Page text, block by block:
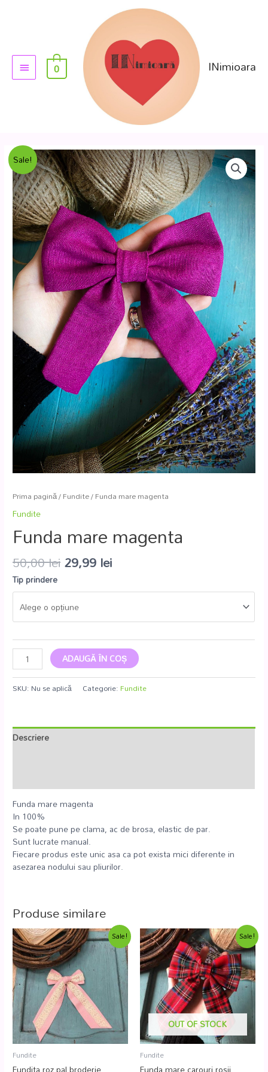
INimioara
0
Sale!
Prima pagină/Fundite/ Funda mare magenta
Fundite
Funda mare magenta
50,00lei29,99 lei
Tip prindere
ADAUGĂ ÎN COȘ
SKU: Nu se aplică Categorie:Fundite
Descriere
Funda mare magenta
In 100%
Se poate pune pe clama, ac de brosa, elastic de par.
Sunt lucrate manual.
Fiecare produs este unic asa ca pot exista mici diferente in
asezarea nodului sau pliurilor.
Produse similare
Sale!
Fundite
Sale!
OUT OF STOCK
Fundite